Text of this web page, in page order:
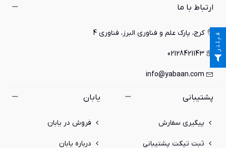
ارتباط با ما
کرج، پارک علم و فناوری البرز، فناوری 4
02128421143
info@yabaan.com
پشتیبانی
پیگیری سفارش
ثبت تیکت پشتیبانی
یابان
فروش در یابان
درباره یابان
فیلتر